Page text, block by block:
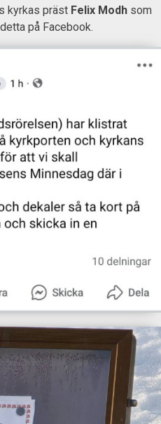
kyrkas präst Felix Modh som
på Facebook.